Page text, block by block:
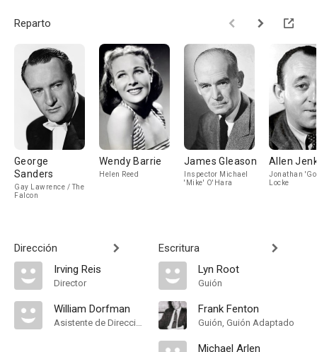
Reparto
George
Sanders
Gay Lawrence / The
Falcon
Wendy Barrie
Helen Reed
James Gleason
Inspector Michael
'Mike' O'Hara
Allen
Jonathan
Locke
Dirección
Irving Reis
Director
William Dorfman
Asistente de Dirección
Escritura
Lyn Root
Guión
Frank Fenton
Guión, Guión Adaptado
Michael Arlen